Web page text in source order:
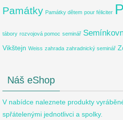
Památky Památky dětem pour féliciter
tábory rozvojová pomoc seminář
Vikštejn Weiss zahrada zahradnický seminář
Náš eShop
V nabídce naleznete produkty
spřátelenými jednotlivci a spolky.